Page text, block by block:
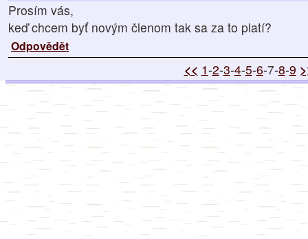
Prosím vás,
keď chcem byť novým členom tak sa za to platí?
Odpovědět
<< 1-2-3-4-5-6-7-8-9